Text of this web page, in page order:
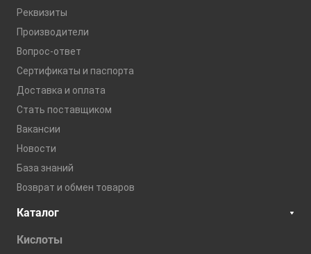
Реквизиты
Производители
Вопрос-ответ
Сертификаты и паспорта
Доставка и оплата
Стать поставщиком
Вакансии
Новости
База знаний
Возврат и обмен товаров
Каталог
Кислоты